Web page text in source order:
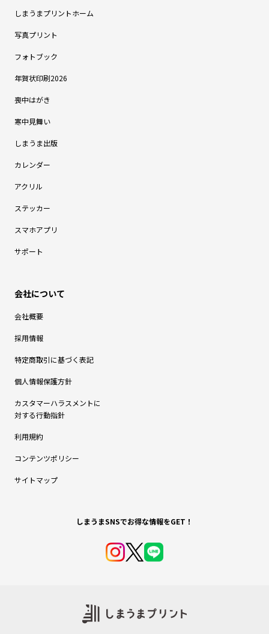
しまうまプリントホーム
写真プリント
フォトブック
年賀状印刷2026
喪中はがき
寒中見舞い
しまうま出版
カレンダー
アクリル
ステッカー
スマホアプリ
サポート
会社概要
採用情報
特定商取引に基づく表記
個人情報保護方針
カスタマーハラスメントに
対する行動指針
利用規約
コンテンツポリシー
サイトマップ